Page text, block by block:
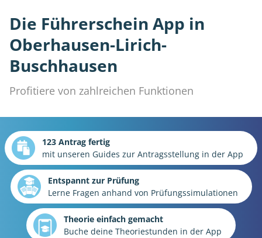
Die Führerschein App in
Oberhausen-Lirich-
Buschhausen
Profitiere von zahlreichen Funktionen
123 Antrag fertig
mit unseren Guides zur Antragsstellung in der App
Entspannt zur Prüfung
Lerne Fragen anhand von Prüfungssimulationen
Theorie einfach gemacht
Buche deine Theoriestunden in der App